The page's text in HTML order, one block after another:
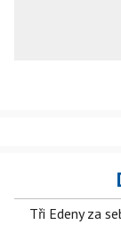
Tři Edeny za